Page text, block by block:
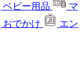
ベビー用品
マ
おでかけ
エン